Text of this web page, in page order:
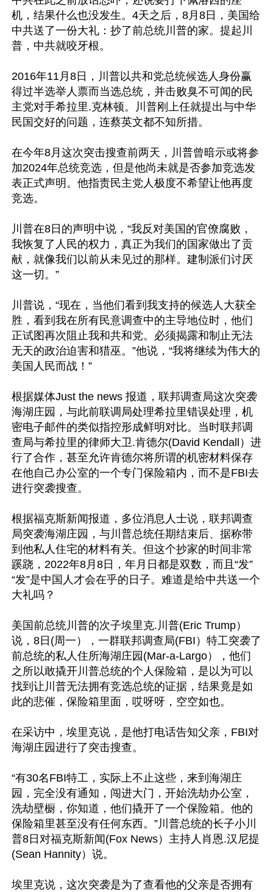
机，结果什么也没发生。4天之后，8月8日，美国给
中共送了一份大礼：抄了前总统川普的家。提起川
普，中共就咬牙根。
2016年11月8日，川普以共和党总统候选人身份赢
得过半选举人票而当选总统，并击败臭不可闻的民
主党对手希拉里.克林顿。川普刚上任就提出与中华
民国交好的问题，连蔡英文都不知所措。
在今年8月这次突击搜查前两天，川普曾暗示或将参
加2024年总统竞选，但是他尚未就是否参加竞选发
表正式声明。他指责民主党人极度不希望让他再度
竞选。
川普在8日的声明中说，“我反对美国的官僚腐败，
我恢复了人民的权力，真正为我们的国家做出了贡
献，就像我们以前从未见过的那样。建制派们讨厌
这一切。”
川普说，“现在，当他们看到我支持的候选人大获全
胜，看到我在所有民意调查中的主导地位时，他们
正试图再次阻止我和共和党。必须揭露和制止无法
无天的政治迫害和猎巫。”他说，“我将继续为伟大的
美国人民而战！”
根据媒体Just the news 报道，联邦调查局这次突袭
海湖庄园，与此前联调局处理希拉里错误处理，机
密电子邮件的类似指控形成鲜明对比。当时联邦调
查局与希拉里的律师大卫.肯德尔(David Kendall）进
行了合作，甚至允许肯德尔将所谓的机密材料保存
在他自己办公室的一个专门保险箱内，而不是FBI去
进行突袭搜查。
根据福克斯新闻报道，多位消息人士说，联邦调查
局突袭海湖庄园，与川普总统任期结束后、据称带
到他私人住宅的材料有关。但这个抄家的时间非常
蹊跷，2022年8月8日，年月日都是双数，而且“发”
“发”是中国人才会在乎的日子。难道是给中共送一个
大礼吗？
美国前总统川普的次子埃里克.川普(Eric Trump）
说，8日(周一），一群联邦调查局(FBI）特工突袭了
前总统的私人住所海湖庄园(Mar-a-Largo），他们
之所以敢撬开川普总统的个人保险箱，是以为可以
找到让川普无法拥有竞选总统的证据，结果竟是如
此的悲催，保险箱里面，哎呀呀，空空如也。
在采访中，埃里克说，是他打电话告知父亲，FBI对
海湖庄园进行了突击搜查。
“有30名FBI特工，实际上不止这些，来到海湖庄
园，完全没有通知，闯进大门，开始洗劫办公室，
洗劫壁橱，你知道，他们撬开了一个保险箱。他的
保险箱里甚至没有任何东西。”川普总统的长子小川
普8日对福克斯新闻(Fox News）主持人肖恩.汉尼提
(Sean Hannity）说。
埃里克说，这次突袭是为了查看他的父亲是否拥有